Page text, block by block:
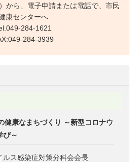
ら、電子申請または電話で、市民
康センターへ
284-1621
284-3939
健康なまちづくり ～新型コロナウ
び～
ス感染症対策分科会会長